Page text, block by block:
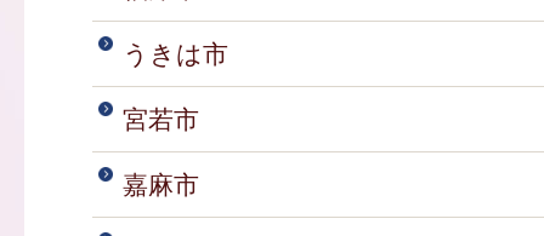
うきは市
宮若市
嘉麻市